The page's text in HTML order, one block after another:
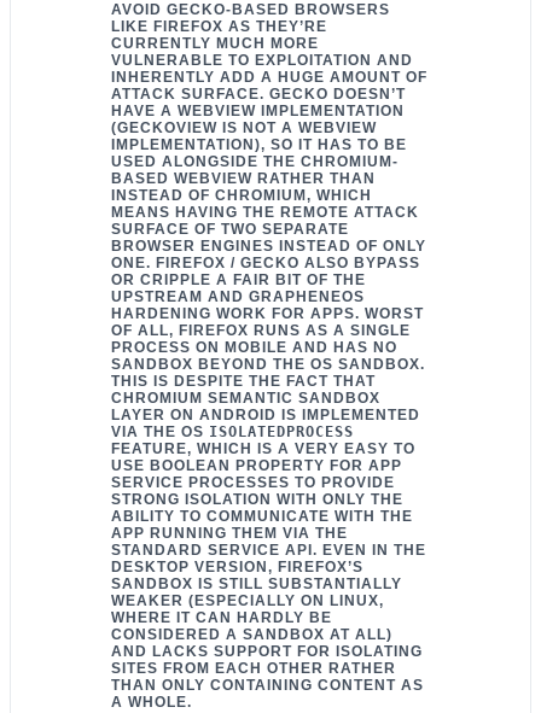
AVOID GECKO-BASED BROWSERS
LIKE FIREFOX AS THEY’RE
CURRENTLY MUCH MORE
VULNERABLE TO EXPLOITATION AND
INHERENTLY ADD A HUGE AMOUNT OF
ATTACK SURFACE. GECKO DOESN’T
HAVE A WEBVIEW IMPLEMENTATION
(GECKOVIEW IS NOT A WEBVIEW
IMPLEMENTATION), SO IT HAS TO BE
USED ALONGSIDE THE CHROMIUM-
BASED WEBVIEW RATHER THAN
INSTEAD OF CHROMIUM, WHICH
MEANS HAVING THE REMOTE ATTACK
SURFACE OF TWO SEPARATE
BROWSER ENGINES INSTEAD OF ONLY
ONE. FIREFOX / GECKO ALSO BYPASS
OR CRIPPLE A FAIR BIT OF THE
UPSTREAM AND GRAPHENEOS
HARDENING WORK FOR APPS. WORST
OF ALL, FIREFOX RUNS AS A SINGLE
PROCESS ON MOBILE AND HAS NO
SANDBOX BEYOND THE OS SANDBOX.
THIS IS DESPITE THE FACT THAT
CHROMIUM SEMANTIC SANDBOX
LAYER ON ANDROID IS IMPLEMENTED
VIA THE OS ISOLATEDPROCESS
FEATURE, WHICH IS A VERY EASY TO
USE BOOLEAN PROPERTY FOR APP
SERVICE PROCESSES TO PROVIDE
STRONG ISOLATION WITH ONLY THE
ABILITY TO COMMUNICATE WITH THE
APP RUNNING THEM VIA THE
STANDARD SERVICE API. EVEN IN THE
DESKTOP VERSION, FIREFOX’S
SANDBOX IS STILL SUBSTANTIALLY
WEAKER (ESPECIALLY ON LINUX,
WHERE IT CAN HARDLY BE
CONSIDERED A SANDBOX AT ALL)
AND LACKS SUPPORT FOR ISOLATING
SITES FROM EACH OTHER RATHER
THAN ONLY CONTAINING CONTENT AS
A WHOLE.